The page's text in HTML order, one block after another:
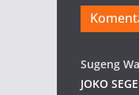
Sugeng
JOKO